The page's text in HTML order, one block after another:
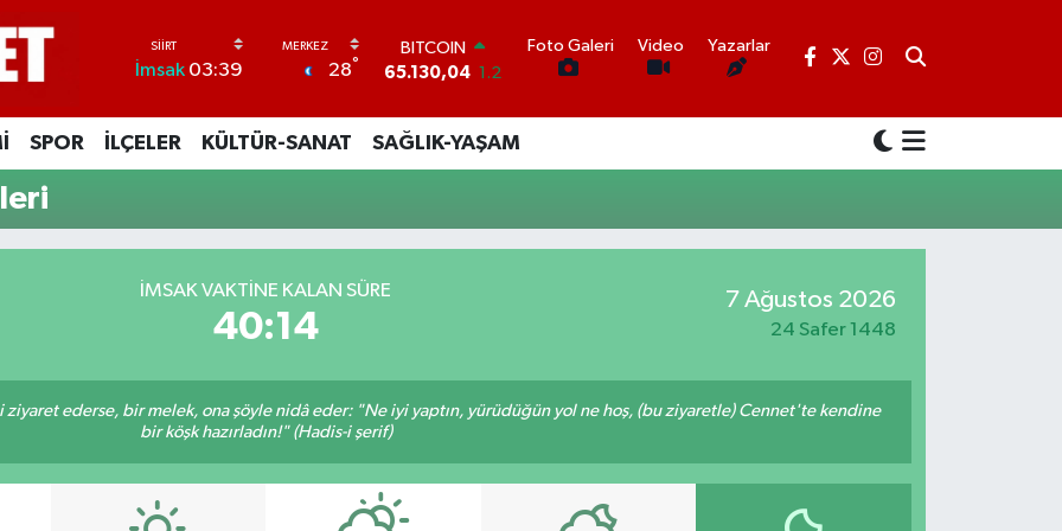
İmsak03:39 28°
BITCOIN
65.130,04 1.2
47,7106 0.17
EURO
55,1652 0.27
GRAM ALTIN
Foto Galeri Video Yazarlar
SPOR İLÇELER KÜLTÜR-SANAT SAĞLIK-YAŞAM
İMSAK VAKTINE KALAN SÜRE
40:13
7 Ağustos 2026
24 Safer 1448
ziyaret ederse, bir melek, ona şöyle nidâ eder: "Ne iyi yaptın, yürüdüğün yol ne hoş, (bu ziyaretle) Cennet'te kendine
bir köşk hazırladın!" (Hadis-i şerif)